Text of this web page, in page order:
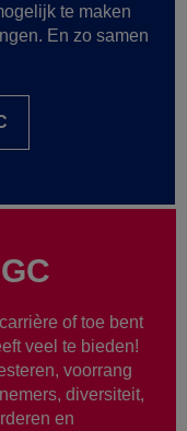
te maken
En zo samen
of toe bent
veel te bieden!
voorrang
diversiteit,
en